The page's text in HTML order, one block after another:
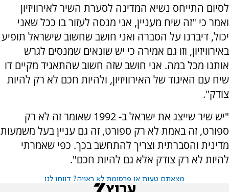
לסיום התייחס נשיא המדינה לסערת השיר לאירוויזיון
ואמר כי "זה שיח מעניין, אני מנסה לעזור בו ככל שאני
יכול, דיברנו על הסברה ואני חושב שחשוב שישראל תופיע
באירוויזיון, וזו גם אמירה כי יש שונאים שמנסים לגרש
אותנו מכל במה. אני חושב שזה חשוב שהתאגיד מקיים דו
שיח עם האיגוד של האירוויזיון, ולהיות חכם לא רק להיות
צודק".
"יש שיר שייצג את ישראל ב- 1992 שאומר זה לא רק
ספורט, זה באמת לא רק ספורט, זה גם עניין בעל משמעות
מדינית והסברתית וצריך להתחשב בכך. כפי שאמרתי
להיות לא רק צודק אלא גם להיות חכם".
מצאתם טעות או פרסומת לא ראויה? דווחו לנו